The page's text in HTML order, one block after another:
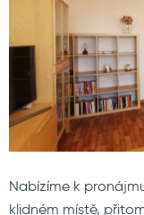
Nabízíme k
klidném místě,